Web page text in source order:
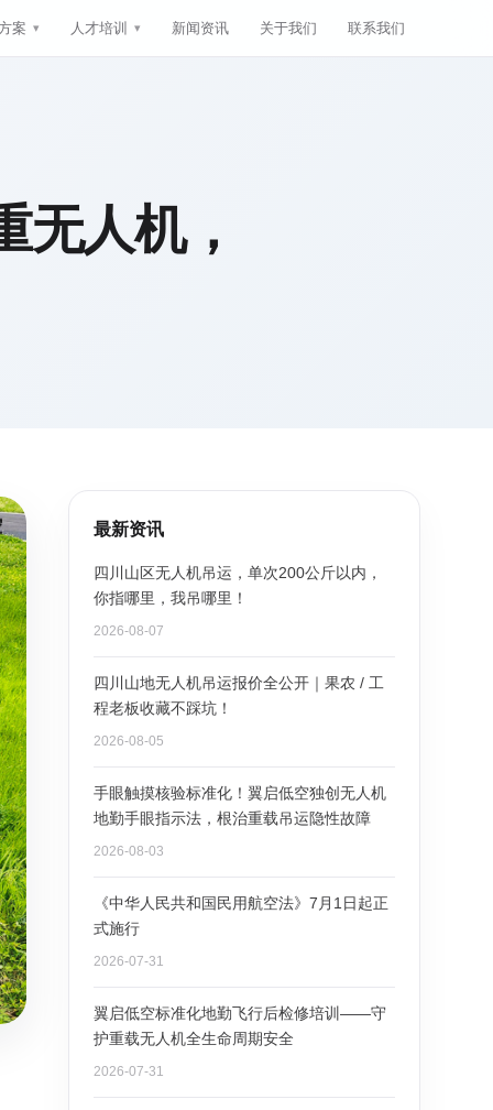
案 人才培训 新闻资讯 关于我们 联系我们
无人机，
最新资讯
四川山区无人机吊运，单次200公斤以内，
你指哪里，我吊哪里！
2026-08-07
四川山地无人机吊运报价全公开｜果农 / 工
程老板收藏不踩坑！
2026-08-05
手眼触摸核验标准化！翼启低空独创无人机
地勤手眼指示法，根治重载吊运隐性故障
2026-08-03
《中华人民共和国民用航空法》7月1日起正
式施行
2026-07-31
翼启低空标准化地勤飞行后检修培训——守
护重载无人机全生命周期安全
2026-07-31